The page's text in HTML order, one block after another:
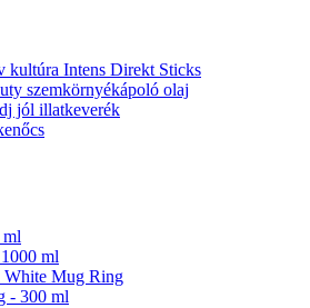
kultúra Intens Direkt Sticks
szemkörnyékápoló olaj
jól illatkeverék
ml
ml
White Mug Ring
- 300 ml